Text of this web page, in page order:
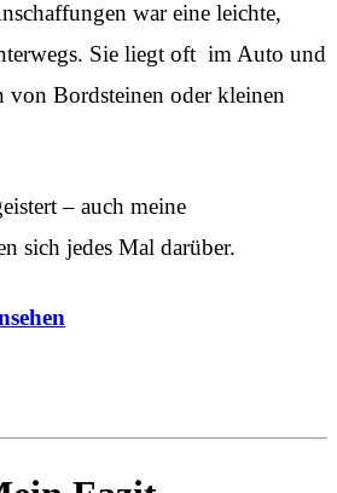
war eine leichte,
Sie liegt oft im Auto und
von Bordsteinen oder kleinen
– auch meine
sich jedes Mal darüber.